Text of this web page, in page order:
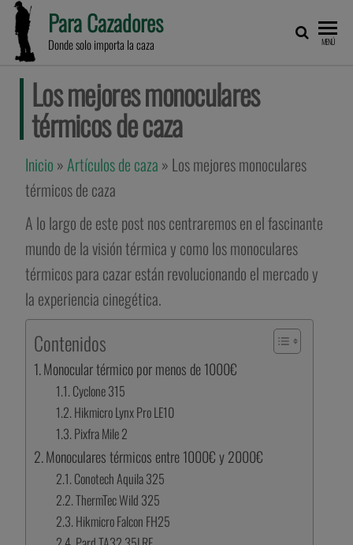
Para Cazadores
Donde solo importa la caza MENÚ
Los mejores monoculares
térmicos de caza
Inicio »Artículos de caza » Los mejores monoculares
térmicos de caza
A lo largo de este post nos centraremos en el fascinante
mundo de la visión térmica y como los monoculares
térmicos para cazar están revolucionando el mercado y
la experiencia cinegética.
Contenidos
Monocular térmico por menos de 1000€
Cyclone 315
Hikmicro Lynx Pro LE10
Pixfra Mile 2
Monoculares térmicos entre 1000€ y 2000€
Conotech Aquila 325
ThermTec Wild 325
Hikmicro Falcon FH25